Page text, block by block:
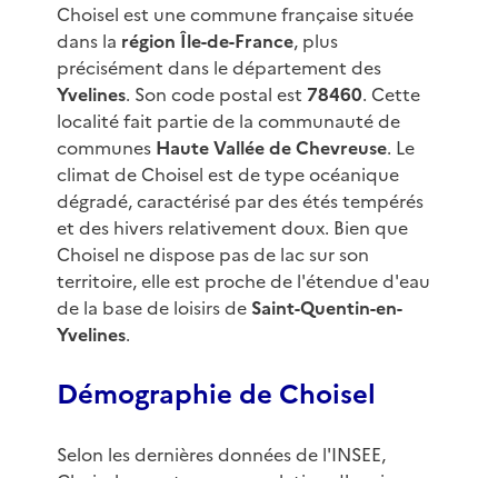
Choisel est une commune française située
dans la région Île-de-France, plus
précisément dans le département des
Yvelines. Son code postal est 78460. Cette
localité fait partie de la communauté de
communes Haute Vallée de Chevreuse. Le
climat de Choisel est de type océanique
dégradé, caractérisé par des étés tempérés
et des hivers relativement doux. Bien que
Choisel ne dispose pas de lac sur son
territoire, elle est proche de l'étendue d'eau
de la base de loisirs de Saint-Quentin-en-
Yvelines.
Démographie de Choisel
Selon les dernières données de l'INSEE,